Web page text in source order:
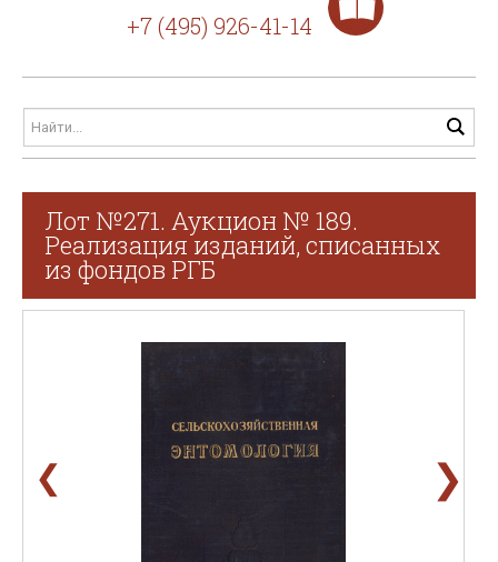
+7 (495) 926-41-14
Лот №271. Аукцион № 189.
Реализация изданий, списанных
из фондов РГБ
❮ ❯